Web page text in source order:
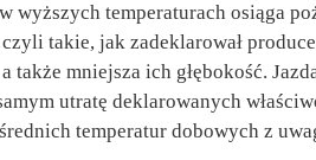
wyższych temperaturach osiąga
czyli takie, jak zadeklarował
mniejsza ich głębokość.
utratę deklarowanych
temperatur dobowych z